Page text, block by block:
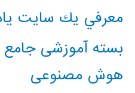
معرفي يك سايت
بسته آموزشی
هوش مصنوعی